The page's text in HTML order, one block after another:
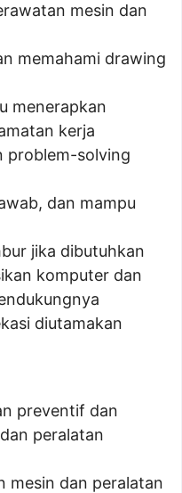
mesin dan
memahami drawing
menerapkan
kerja
problem-solving
dan mampu
jika dibutuhkan
komputer dan
diutamakan
preventif dan
peralatan
mesin dan peralatan